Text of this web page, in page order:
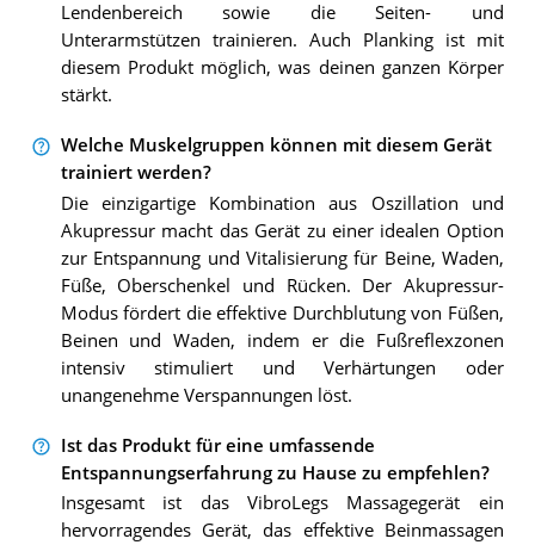
Lendenbereich sowie die Seiten- und
Unterarmstützen trainieren. Auch Planking ist mit
diesem Produkt möglich, was deinen ganzen Körper
stärkt.
Welche Muskelgruppen können mit diesem Gerät
trainiert werden?
Die einzigartige Kombination aus Oszillation und
Akupressur macht das Gerät zu einer idealen Option
zur Entspannung und Vitalisierung für Beine, Waden,
Füße, Oberschenkel und Rücken. Der Akupressur-
Modus fördert die effektive Durchblutung von Füßen,
Beinen und Waden, indem er die Fußreflexzonen
intensiv stimuliert und Verhärtungen oder
unangenehme Verspannungen löst.
Ist das Produkt für eine umfassende
Entspannungserfahrung zu Hause zu empfehlen?
Insgesamt ist das VibroLegs Massagegerät ein
hervorragendes Gerät, das effektive Beinmassagen